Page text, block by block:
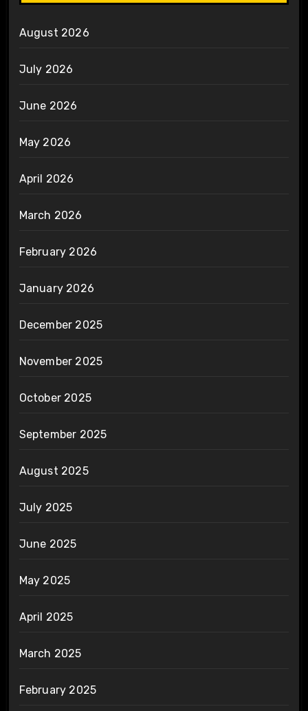
August 2026
July 2026
June 2026
May 2026
April 2026
March 2026
February 2026
January 2026
December 2025
November 2025
October 2025
September 2025
August 2025
July 2025
June 2025
May 2025
April 2025
March 2025
February 2025